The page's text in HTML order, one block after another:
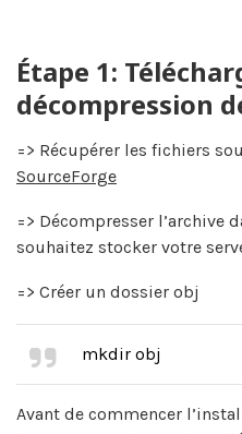
Étape 1:
décompression
=> Récupérer les fichiers
SourceForge
=> Décompresser l’archive
souhaitez stocker votre
=> Créer un dossier obj
mkdir obj
Avant de commencer